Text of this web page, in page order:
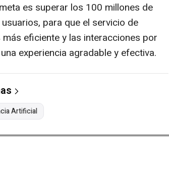
es superar los 100 millones de
para que el servicio de
eficiente y las interacciones por
experiencia agradable y efectiva.
Artificial